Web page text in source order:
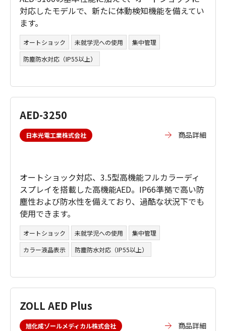
対応したモデルで、新たに体動検知機能を備えてい
ます。
オートショック 未就学児への使用
集中管理
防塵防水対応（IP55以上）
AED-3250
日本光電工業株式会社 商品詳細
オートショック対応、3.5型高機能フルカラーディ
スプレイを搭載した高機能AED。IP66準拠で高い防
塵性および防水性を備えており、過酷な状況下でも
使用できます。
オートショック 未就学児への使用
集中管理
カラー液晶表示
防塵防水対応（IP55以上）
ZOLL AED Plus
旭化成ゾールメディカル株式会社 商品詳細